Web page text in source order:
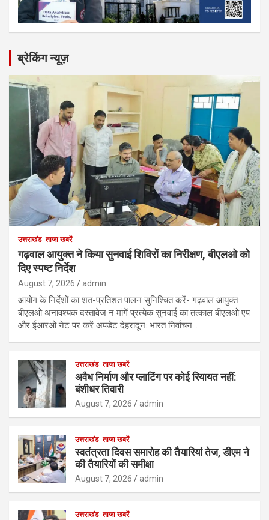
ब्रेकिंग न्यूज़
उत्तराखंड ताजा खबरें
गढ़वाल आयुक्त ने किया सुनवाई शिविरों का निरीक्षण, बीएलओ को
दिए स्पष्ट निर्देश
August 7, 2026 admin
आयोग के निर्देशों का शत-प्रतिशत पालन सुनिश्चित करें- गढ़वाल आयुक्त
बीएलओ अनावश्यक दस्तावेज न मांगें प्रत्येक सुनवाई का तत्काल बीएलओ एप
और ईआरओ नेट पर करें अपडेट देहरादून: भारत निर्वाचन…
उत्तराखंड ताजा खबरें
अवैध निर्माण और प्लाटिंग पर कोई रियायत नहीं:
बंशीधर तिवारी
August 7, 2026 admin
उत्तराखंड ताजा खबरें
स्वतंत्रता दिवस समारोह की तैयारियां तेज, डीएम ने
की तैयारियों की समीक्षा
August 7, 2026 admin
उत्तराखंड ताजा खबरें